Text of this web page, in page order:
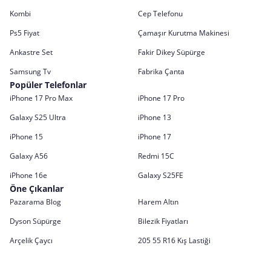
Kombi
Cep Telefonu
Ps5 Fiyat
Çamaşır Kurutma Makinesi
Ankastre Set
Fakir Dikey Süpürge
Samsung Tv
Fabrika Çanta
Popüler Telefonlar
iPhone 17 Pro Max
iPhone 17 Pro
Galaxy S25 Ultra
iPhone 13
iPhone 15
iPhone 17
Galaxy A56
Redmi 15C
iPhone 16e
Galaxy S25FE
Öne Çıkanlar
Pazarama Blog
Harem Altın
Dyson Süpürge
Bilezik Fiyatları
Arçelik Çaycı
205 55 R16 Kış Lastiği